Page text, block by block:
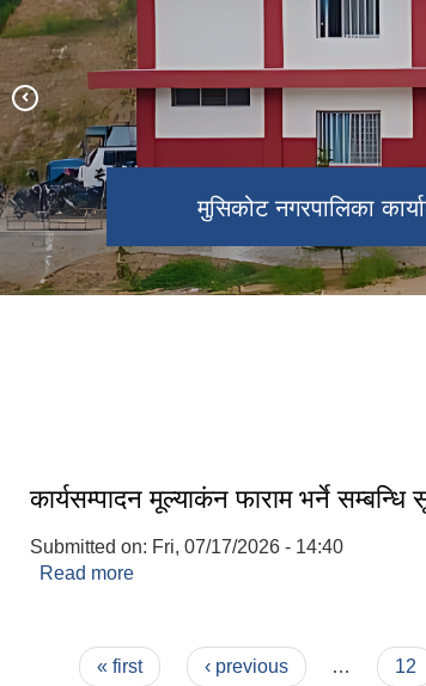
मुसिकोट नगरपालिका
सालिमे दह
कार्यसम्पादन मूल्याकंन फाराम भर्ने सम्बन्धि
Submitted on: Fri, 07/17/2026 - 14:40
Read more
Pages
« first ‹ previous … 12